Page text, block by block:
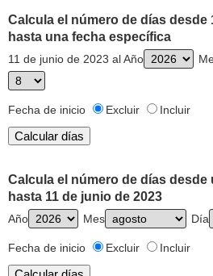
Calcula el número de días desde
hasta una fecha específica
11 de junio de 2023 al Año
Fecha de inicio Excluir Incluir
Calcula el número de días desde
hasta 11 de junio de 2023
Año Mes Día
Fecha de inicio Excluir Incluir